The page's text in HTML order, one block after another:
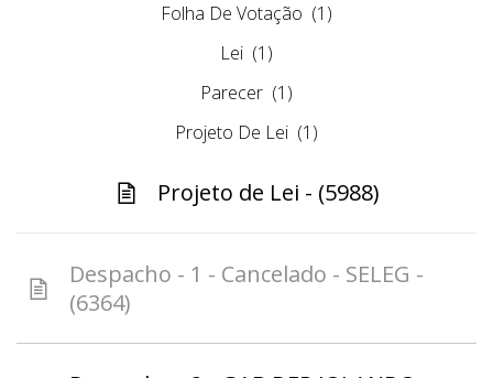
Folha De Votação (1)
Lei (1)
Parecer (1)
Projeto De Lei (1)
Projeto de Lei - (5988)
Despacho - 1 - Cancelado - SELEG -
(6364)